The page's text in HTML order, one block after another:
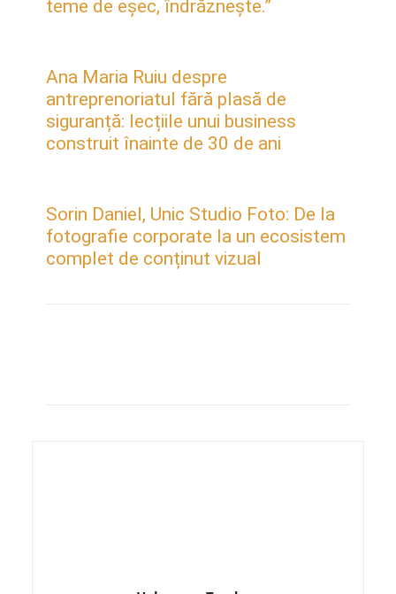
teme de eșec, îndrăznește.”
Ana Maria Ruiu despre
antreprenoriatul fără plasă de
siguranță: lecțiile unui business
construit înainte de 30 de ani
Sorin Daniel, Unic Studio Foto: De la
fotografie corporate la un ecosistem
complet de conținut vizual